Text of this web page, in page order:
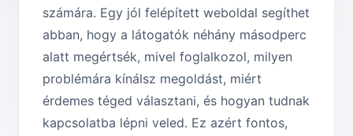
számára. Egy jól felépített weboldal segíthet
abban, hogy a látogatók néhány másodperc
alatt megértsék, mivel foglalkozol, milyen
problémára kínálsz megoldást, miért
érdemes téged választani, és hogyan tudnak
kapcsolatba lépni veled. Ez azért fontos,